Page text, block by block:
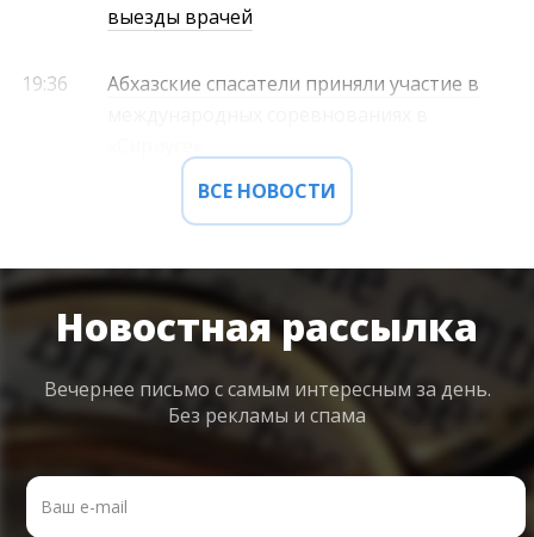
выезды врачей
19:36
Абхазские спасатели приняли участие в
ВСЕ НОВОСТИ
Новостная рассылка
Вечернее письмо с самым интересным за день.
Без рекламы и спама